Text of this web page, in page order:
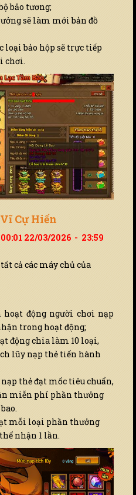
bảo tương;
sẽ làm mới bản đồ
loại bảo hộp sẽ trực tiếp
chơi.
Cự Hiến
00:01 22/03/2026 - 23:59
tất cả các máy chủ của
động người chơi nạp
trong hoạt động;
động chia làm 10 loại,
lũy nạp thẻ tiến hành
thẻ đạt mốc tiêu chuẩn,
miễn phí phần thưởng
mỗi loại phần thưởng
nhận 1 lần.